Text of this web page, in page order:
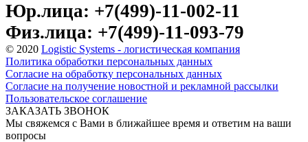
Юр.лица: +7(499)-11-002-11
Физ.лица: +7(499)-11-093-79
© 2020 Logistic Systems - логистическая компания
Политика обработки персональных данных
Согласие на обработку персональных данных
Согласие на получение новостной и рекламной рассылки
Пользовательское соглашение
ЗАКАЗАТЬ ЗВОНОК
Мы свяжемся с Вами в ближайшее время и ответим на ваши
вопросы